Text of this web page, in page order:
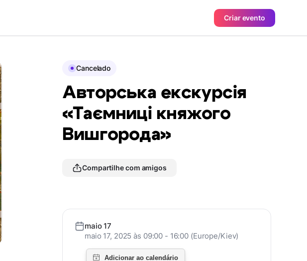
Criar evento
Cancelado
Авторська екскурсія
«Таємниці княжого
Вишгорода»
Compartilhe com amigos
maio 17
maio 17, 2025 às 09:00 - 16:00 (Europe/Kiev)